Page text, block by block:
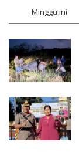
Minggu ini